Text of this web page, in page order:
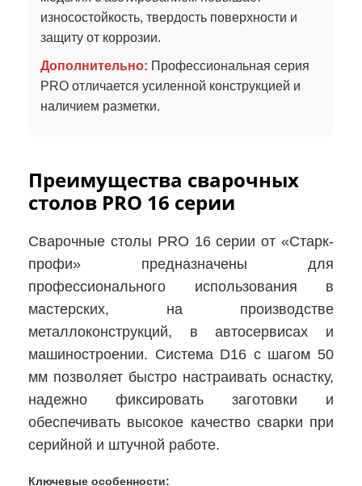
износостойкость, твердость поверхности и
защиту от коррозии.
Дополнительно: Профессиональная серия
PRO отличается усиленной конструкцией и
наличием разметки.
Преимущества сварочных
столов PRO 16 серии
Сварочные столы PRO 16 серии от «Старк-
профи» предназначены для
профессионального использования в
мастерских, на производстве
металлоконструкций, в автосервисах и
машиностроении. Система D16 с шагом 50
мм позволяет быстро настраивать оснастку,
надежно фиксировать заготовки и
обеспечивать высокое качество сварки при
серийной и штучной работе.
Ключевые особенности: